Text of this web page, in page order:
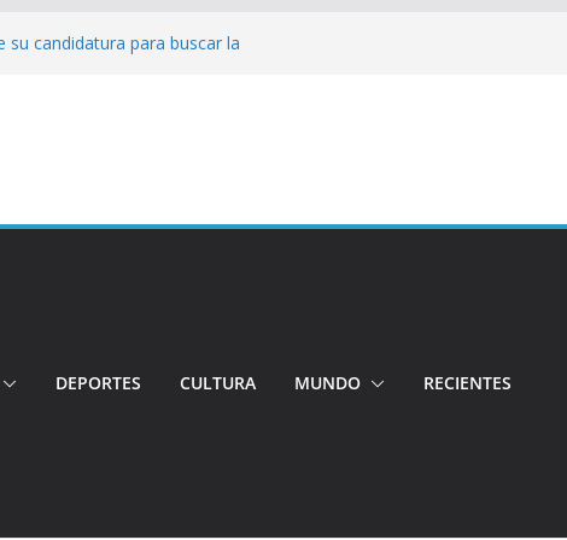
su candidatura para buscar la
Investigan crimen de un hombre en el
e incidentes marcaron la
DEPORTES CULTURA MUNDO RECIENTES